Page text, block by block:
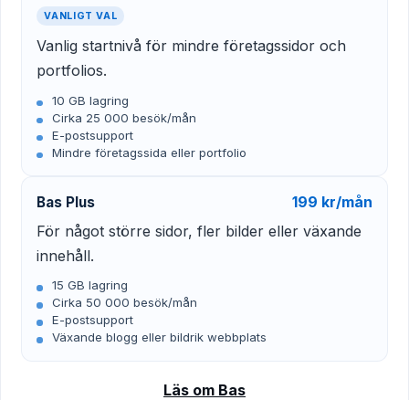
VANLIGT VAL
Vanlig startnivå för mindre företagssidor och
portfolios.
10 GB lagring
Cirka 25 000 besök/mån
E-postsupport
Mindre företagssida eller portfolio
Bas Plus
199 kr/mån
För något större sidor, fler bilder eller växande
innehåll.
15 GB lagring
Cirka 50 000 besök/mån
E-postsupport
Växande blogg eller bildrik webbplats
Läs om Bas